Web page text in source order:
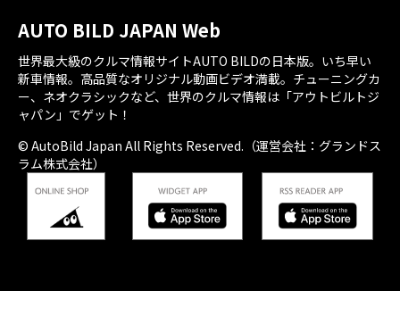
AUTO BILD JAPAN Web
世界最大級のクルマ情報サイトAUTO BILDの日本版。いち早い
新車情報。高品質なオリジナル動画ビデオ満載。チューニングカ
ー、ネオクラシックなど、世界のクルマ情報は「アウトビルトジ
ャパン」でゲット！
© AutoBild Japan All Rights Reserved.（運営会社：グランドス
ラム株式会社）